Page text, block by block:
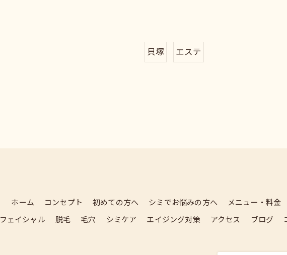
貝塚 エステ
ホーム コンセプト 初めての方へ シミでお悩みの方へ
メニュー・料金
フェイシャル
脱毛 毛穴 シミケア エイジング対策 アクセス ブログ